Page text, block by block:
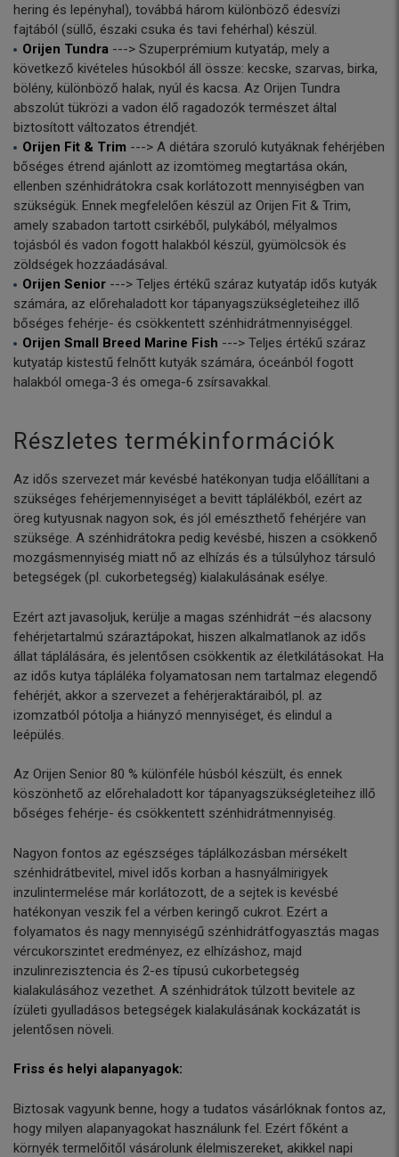
hering és lepényhal), továbbá három különböző édesvízi
fajtából (süllő, északi csuka és tavi fehérhal) készül.
Orijen Tundra ---> Szuperprémium kutyatáp, mely a
következő kivételes húsokból áll össze: kecske, szarvas, birka,
bölény, különböző halak, nyúl és kacsa. Az Orijen Tundra
abszolút tükrözi a vadon élő ragadozók természet által
biztosított változatos étrendjét.
Orijen Fit & Trim ---> A diétára szoruló kutyáknak fehérjében
bőséges étrend ajánlott az izomtömeg megtartása okán,
ellenben szénhidrátokra csak korlátozott mennyiségben van
szükségük. Ennek megfelelően készül az Orijen Fit & Trim,
amely szabadon tartott csirkéből, pulykából, mélyalmos
tojásból és vadon fogott halakból készül, gyümölcsök és
zöldségek hozzáadásával.
Orijen Senior ---> Teljes értékű száraz kutyatáp idős kutyák
számára, az előrehaladott kor tápanyagszükségleteihez illő
bőséges fehérje- és csökkentett szénhidrátmennyiséggel.
Orijen Small Breed Marine Fish ---> Teljes értékű száraz
kutyatáp kistestű felnőtt kutyák számára, óceánból fogott
halakból omega-3 és omega-6 zsírsavakkal.
Részletes termékinformációk
Az idős szervezet már kevésbé hatékonyan tudja előállítani a
szükséges fehérjemennyiséget a bevitt táplálékból, ezért az
öreg kutyusnak nagyon sok, és jól emészthető fehérjére van
szüksége. A szénhidrátokra pedig kevésbé, hiszen a csökkenő
mozgásmennyiség miatt nő az elhízás és a túlsúlyhoz társuló
betegségek (pl. cukorbetegség) kialakulásának esélye.
Ezért azt javasoljuk, kerülje a magas szénhidrát –és alacsony
fehérjetartalmú száraztápokat, hiszen alkalmatlanok az idős
állat táplálására, és jelentősen csökkentik az életkilátásokat. Ha
az idős kutya tápláléka folyamatosan nem tartalmaz elegendő
fehérjét, akkor a szervezet a fehérjeraktáraiból, pl. az
izomzatból pótolja a hiányzó mennyiséget, és elindul a
leépülés.
Az Orijen Senior 80 % különféle húsból készült, és ennek
köszönhető az előrehaladott kor tápanyagszükségleteihez illő
bőséges fehérje- és csökkentett szénhidrátmennyiség.
Nagyon fontos az egészséges táplálkozásban mérsékelt
szénhidrátbevitel, mivel idős korban a hasnyálmirigyek
inzulintermelése már korlátozott, de a sejtek is kevésbé
hatékonyan veszik fel a vérben keringő cukrot. Ezért a
folyamatos és nagy mennyiségű szénhidrátfogyasztás magas
vércukorszintet eredményez, ez elhízáshoz, majd
inzulinrezisztencia és 2-es típusú cukorbetegség
kialakulásához vezethet. A szénhidrátok túlzott bevitele az
ízületi gyulladásos betegségek kialakulásának kockázatát is
jelentősen növeli.
Friss és helyi alapanyagok:
Biztosak vagyunk benne, hogy a tudatos vásárlóknak fontos az,
hogy milyen alapanyagokat használunk fel. Ezért főként a
környék termelőitől vásárolunk élelmiszereket, akikkel napi